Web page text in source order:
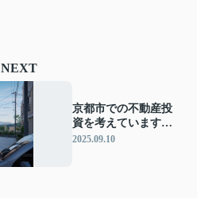
NEXT
京都市での不動産投
資を考えています
か？利回り比較のポ
2025.09.10